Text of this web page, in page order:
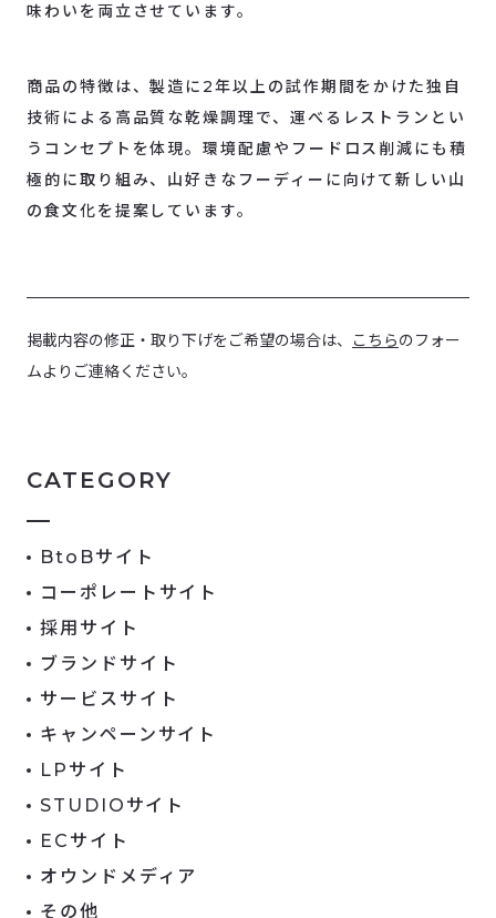
味わいを両立させています。
商品の特徴は、製造に2年以上の試作期間をかけた独自
技術による高品質な乾燥調理で、運べるレストランとい
うコンセプトを体現。環境配慮やフードロス削減にも積
極的に取り組み、山好きなフーディーに向けて新しい山
の食文化を提案しています。
掲載内容の修正・取り下げをご希望の場合は、 こちらのフォー
ムよりご連絡ください。
CATEGORY
BtoBサイト
コーポレートサイト
採用サイト
ブランドサイト
サービスサイト
キャンペーンサイト
LPサイト
STUDIOサイト
ECサイト
オウンドメディア
その他